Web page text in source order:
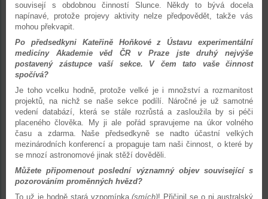
souvisejí s obdobnou činností Slunce. Někdy to bývá docela
napínavé, protože projevy aktivity nelze předpovědět, takže vás
mohou překvapit.
Po předsedkyni Kateřině Hoňkové z Ústavu experimentální
medicíny Akademie věd ČR v Praze jste druhý nejvýše
postavený zástupce vaší sekce. V čem tato vaše činnost
spočívá?
Je toho vcelku hodně, protože velké je i množství a rozmanitost
projektů, na nichž se naše sekce podílí. Náročné je už samotné
vedení databází, která se stále rozrůstá a zasloužila by si péči
placeného člověka. My ji ale pořád spravujeme na úkor volného
času a zdarma. Naše předsedkyně se nadto účastní velkých
mezinárodních konferencí a propaguje tam naši činnost, o které by
se mnozí astronomové jinak stěží dověděli.
Můžete připomenout poslední významný objev související s
pozorováním proměnných hvězd?
To už je hodně stará vzpomínka(smích)! Přičinil se o ni australský